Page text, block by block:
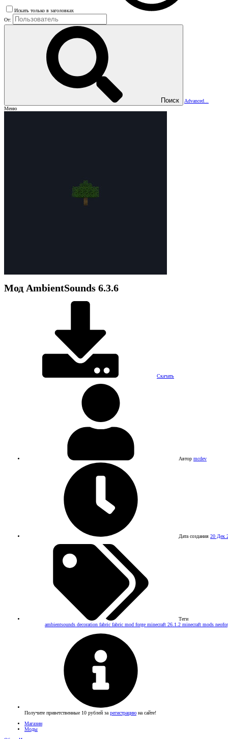
Искать только в заголовках
От:
Поиск
Advanced...
Меню
Мод AmbientSounds 6.3.6
Скачать
Автор mcdev
Дата создания 20 Дек
Теги
ambientsounds decoration fabric fabric mod forge minecraft 26.1.2 minecraft mods
Получите приветственные 10 рублей за регистрацию на сайте!
Магазин
Моды